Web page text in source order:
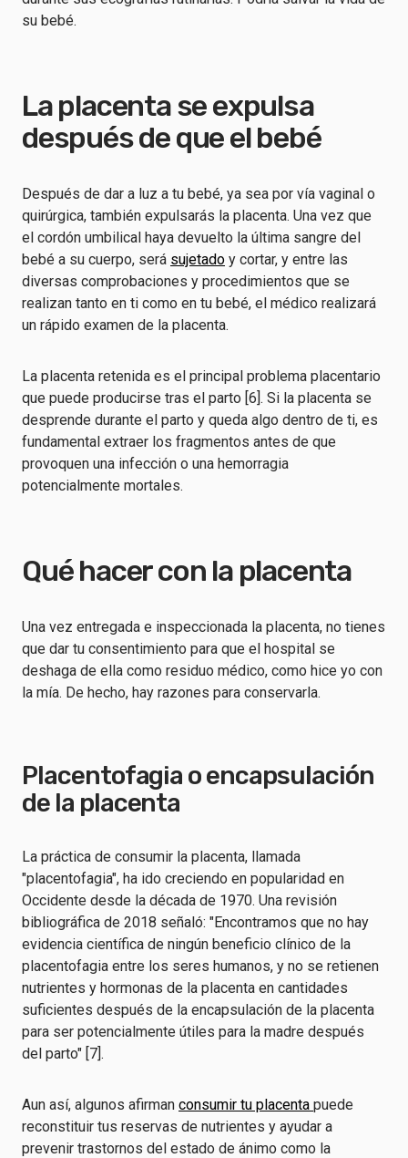
su bebé.
La placenta se expulsa
después de que el bebé
Después de dar a luz a tu bebé, ya sea por vía vaginal o
quirúrgica, también expulsarás la placenta. Una vez que
el cordón umbilical haya devuelto la última sangre del
bebé a su cuerpo, será sujetado y cortar, y entre las
diversas comprobaciones y procedimientos que se
realizan tanto en ti como en tu bebé, el médico realizará
un rápido examen de la placenta.
La placenta retenida es el principal problema placentario
que puede producirse tras el parto [6]. Si la placenta se
desprende durante el parto y queda algo dentro de ti, es
fundamental extraer los fragmentos antes de que
provoquen una infección o una hemorragia
potencialmente mortales.
Qué hacer con la placenta
Una vez entregada e inspeccionada la placenta, no tienes
que dar tu consentimiento para que el hospital se
deshaga de ella como residuo médico, como hice yo con
la mía. De hecho, hay razones para conservarla.
Placentofagia o encapsulación
de la placenta
La práctica de consumir la placenta, llamada
"placentofagia", ha ido creciendo en popularidad en
Occidente desde la década de 1970. Una revisión
bibliográfica de 2018 señaló: "Encontramos que no hay
evidencia científica de ningún beneficio clínico de la
placentofagia entre los seres humanos, y no se retienen
nutrientes y hormonas de la placenta en cantidades
suficientes después de la encapsulación de la placenta
para ser potencialmente útiles para la madre después
del parto" [7].
Aun así, algunos afirman consumir tu placenta puede
reconstituir tus reservas de nutrientes y ayudar a
prevenir trastornos del estado de ánimo como la